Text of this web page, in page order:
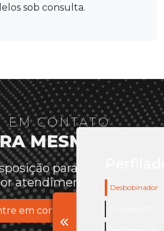
sob consulta.
Desbobinador
EM CONTATO
MESMO!
para oferecer o
atendimento
em contato